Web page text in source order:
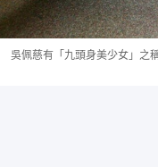
吳佩慈有「九頭身美少女」之